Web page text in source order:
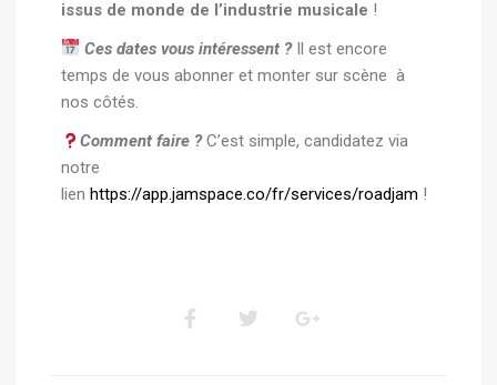
issus de monde de l’industrie musicale !
Ces dates vous intéressent ?Il est encore
temps de vous abonner et monter sur scène à
nos côtés.
Comment faire ?C’est simple, candidatez via
notre
lien https://app.jamspace.co/fr/services/roadjam !